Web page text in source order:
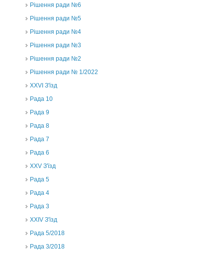
Рішення ради №6
Рішення ради №5
Рішення ради №4
Рішення ради №3
Рішення ради №2
Рішення ради № 1/2022
XXVI З'їзд
Рада 10
Рада 9
Рада 8
Рада 7
Рада 6
XXV З'їзд
Рада 5
Рада 4
Рада 3
ХХIV З'їзд
Рада 5/2018
Рада 3/2018